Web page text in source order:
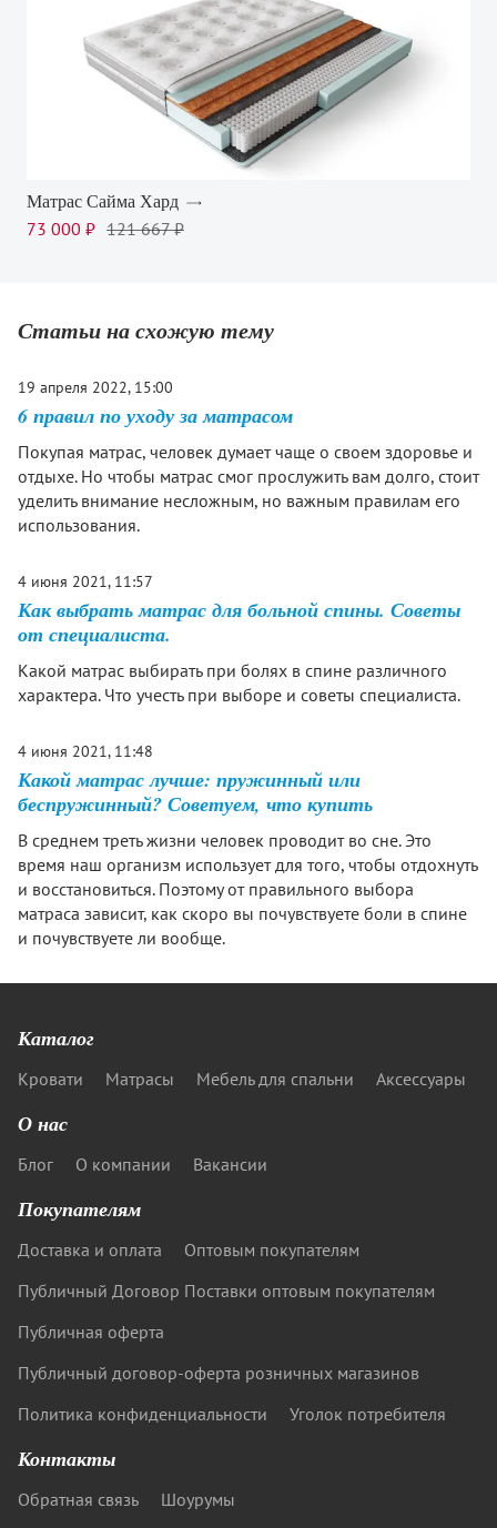
Матрас Сайма Хард
73 000 ₽ 121 667 ₽
Статьи на схожую тему
19 апреля 2022, 15:00
6 правил по уходу за матрасом
Покупая матрас, человек думает чаще о своем здоровье и
отдыхе. Но чтобы матрас смог прослужить вам долго, стоит
уделить внимание несложным, но важным правилам его
использования.
4 июня 2021, 11:57
Как выбрать матрас для больной спины. Советы
от специалиста.
Какой матрас выбирать при болях в спине различного
характера. Что учесть при выборе и советы специалиста.
4 июня 2021, 11:48
Какой матрас лучше: пружинный или
беспружинный? Советуем, что купить
В среднем треть жизни человек проводит во сне. Это
время наш организм использует для того, чтобы отдохнуть
и восстановиться. Поэтому от правильного выбора
матраса зависит, как скоро вы почувствуете боли в спине
и почувствуете ли вообще.
Каталог
Кровати Матрасы Мебель для спальни Аксессуары
О нас
Блог О компании Вакансии
Покупателям
Доставка и оплата
Оптовым покупателям
Публичный Договор Поставки оптовым покупателям
Публичная оферта
Публичный договор-оферта розничных магазинов
Политика конфиденциальности
Уголок потребителя
Контакты
Обратная связь Шоурумы